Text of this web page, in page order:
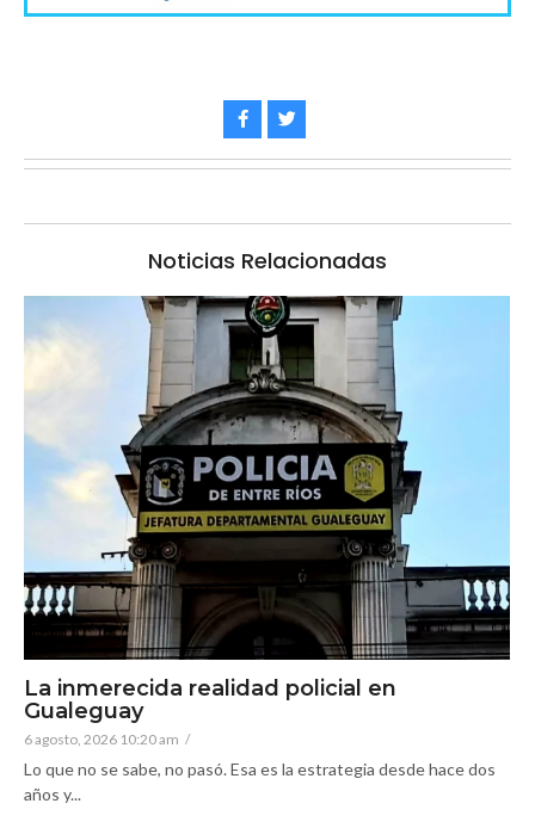
Noticias Relacionadas
La inmerecida realidad policial en
Gualeguay
6 agosto, 2026 10:20 am /
Lo que no se sabe, no pasó. Esa es la estrategia desde hace dos
años y...